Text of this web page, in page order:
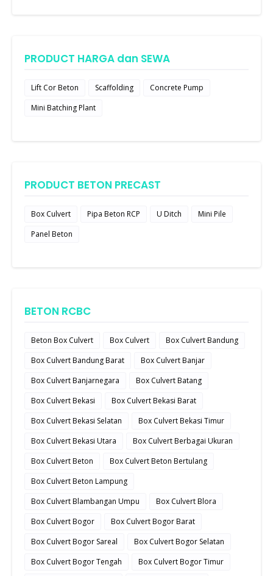
PRODUCT HARGA dan SEWA
Lift Cor Beton Scaffolding
Concrete Pump
Mini Batching Plant
PRODUCT BETON PRECAST
Box Culvert Pipa Beton RCP U Ditch
Mini Pile
Panel Beton
BETON RCBC
Beton Box Culvert Box Culvert
Box Culvert Bandung
Box Culvert Bandung Barat
Box Culvert Banjar
Box Culvert Banjarnegara
Box Culvert Batang
Box Culvert Bekasi
Box Culvert Bekasi Barat
Box Culvert Bekasi Selatan
Box Culvert Bekasi Timur
Box Culvert Bekasi Utara
Box Culvert Berbagai Ukuran
Box Culvert Beton
Box Culvert Beton Bertulang
Box Culvert Beton Lampung
Box Culvert Blambangan Umpu
Box Culvert Blora
Box Culvert Bogor
Box Culvert Bogor Barat
Box Culvert Bogor Sareal
Box Culvert Bogor Selatan
Box Culvert Bogor Tengah
Box Culvert Bogor Timur